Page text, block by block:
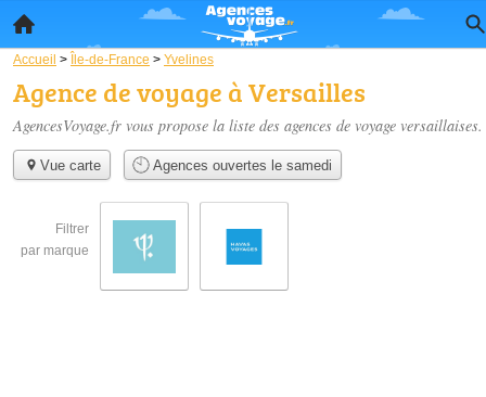
Accueil > Île-de-France > Yvelines
Agence de voyage à Versailles
AgencesVoyage.fr vous propose la liste des agences de voyage versaillaises.
Vue carte Agences ouvertes le samedi
Filtrer
par marque